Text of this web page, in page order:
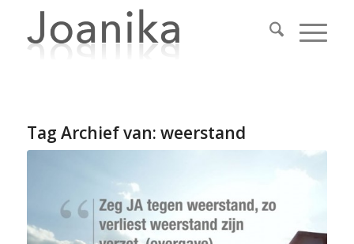
Tag Archief van: weerstand